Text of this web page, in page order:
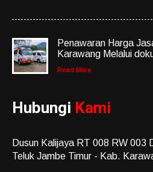
Penawaran Harga
Karawang Melalui
Read More
Hubungi Kami
Dusun Kalijaya RT 008 RW 003
Teluk Jambe Timur - Kab.